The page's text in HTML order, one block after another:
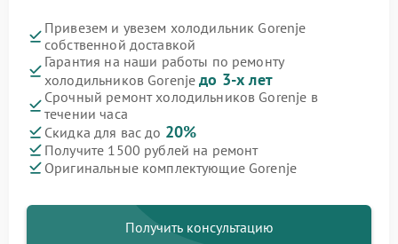
Привезем и увезем холодильник Gorenje
собственной доставкой
Гарантия на наши работы по ремонту
холодильников Gorenjeдо 3-х лет
Срочный ремонт холодильников Gorenje в
течении часа
Скидка для вас до 20%
Получите 1500 рублей на ремонт
Оригинальные комплектующие Gorenje
Получить консультацию